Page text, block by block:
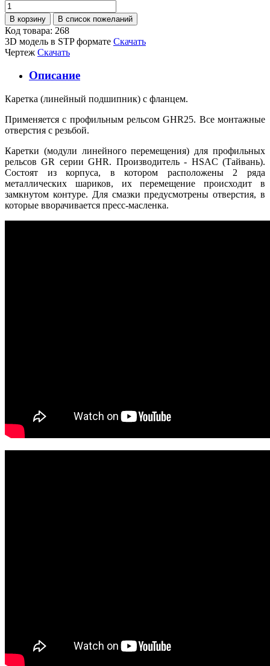
Код товара: 268
3D модель в STP формате Скачать
Чертеж Скачать
Описание
Каретка (линейный подшипник) с фланцем.
Применяется с профильным рельсом GHR25. Все монтажные
отверстия с резьбой.
Каретки (модули линейного перемещения) для профильных
рельсов GR серии GHR. Производитель - HSAC (Тайвань).
Состоят из корпуса, в котором расположены 2 ряда
металлических шариков, их перемещение происходит в
замкнутом контуре. Для смазки предусмотрены отверстия, в
которые вворачивается пресс-масленка.